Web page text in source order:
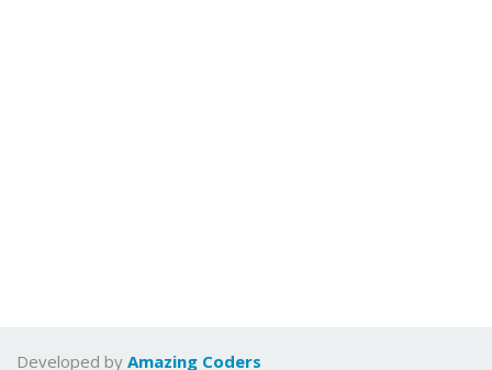
Developed by Amazing Coders